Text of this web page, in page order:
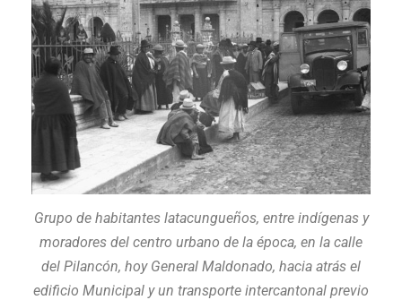
Grupo de habitantes latacungueños, entre indígenas y
moradores del centro urbano de la época, en la calle
del Pilancón, hoy General Maldonado, hacia atrás el
edificio Municipal y un transporte intercantonal previo